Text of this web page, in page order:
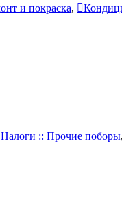
и покраска,
:: Прочие поборы,